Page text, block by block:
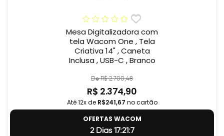
Mesa Digitalizadora com
tela Wacom One , Tela
Criativa 14" , Caneta
Inclusa , USB-C , Branco
De R$ 2.700,48
R$ 2.374,90
Até 12x de R$241,67 no cartão
OFERTAS WACOM
2 Dias 17:21:6